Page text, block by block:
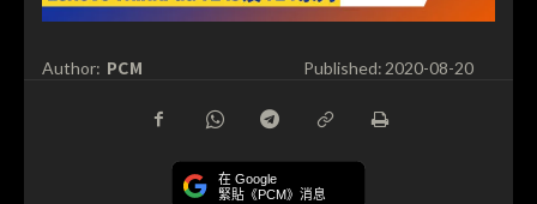
Author: PCM Published: 2020-08-20
在 Google
緊貼《PCM》消息